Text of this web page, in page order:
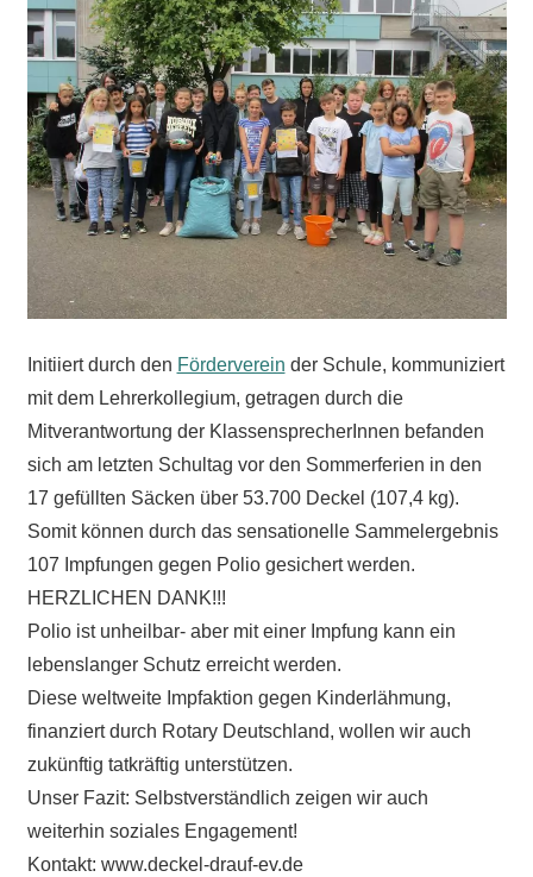
Initiiert durch den Förderverein der Schule, kommuniziert
mit dem Lehrerkollegium, getragen durch die
Mitverantwortung der KlassensprecherInnen befanden
sich am letzten Schultag vor den Sommerferien in den
17 gefüllten Säcken über 53.700 Deckel (107,4 kg).
Somit können durch das sensationelle Sammelergebnis
107 Impfungen gegen Polio gesichert werden.
HERZLICHEN DANK!!!
Polio ist unheilbar- aber mit einer Impfung kann ein
lebenslanger Schutz erreicht werden.
Diese weltweite Impfaktion gegen Kinderlähmung,
finanziert durch Rotary Deutschland, wollen wir auch
zukünftig tatkräftig unterstützen.
Unser Fazit: Selbstverständlich zeigen wir auch
weiterhin soziales Engagement!
Kontakt: www.deckel-drauf-ev.de